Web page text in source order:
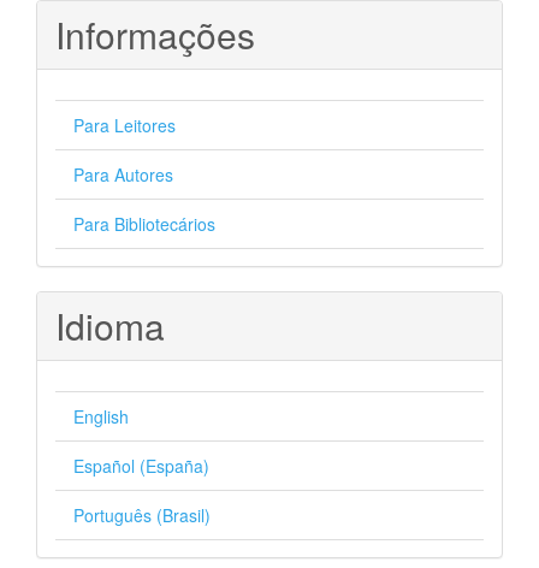
Informações
Para Leitores
Para Autores
Para Bibliotecários
Idioma
English
Español (España)
Português (Brasil)